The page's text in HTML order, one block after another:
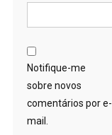
Notifique-me
sobre novos
comentários por e-
mail.